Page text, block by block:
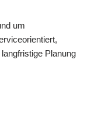
um
Planung